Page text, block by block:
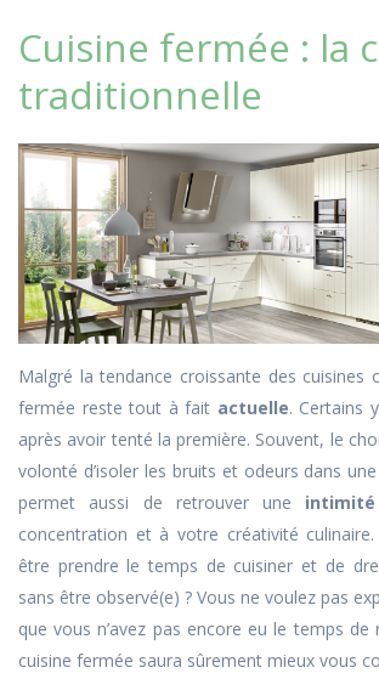
Cuisine fermée : la
traditionnelle
Malgré la tendance croissante des cuisines
fermée reste tout à fait actuelle. Certains
après avoir tenté la première. Souvent, le
volonté d’isoler les bruits et odeurs dans
permet aussi de retrouver une intimité
concentration et à votre créativité
être prendre le temps de cuisiner et de
sans être observé(e) ? Vous ne voulez pas
que vous n’avez pas encore eu le temps de
cuisine fermée saura sûrement mieux vous